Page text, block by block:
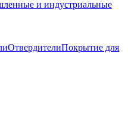
и индустриальные
ОтвердителиПокрытие для